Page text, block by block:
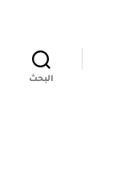
البحث